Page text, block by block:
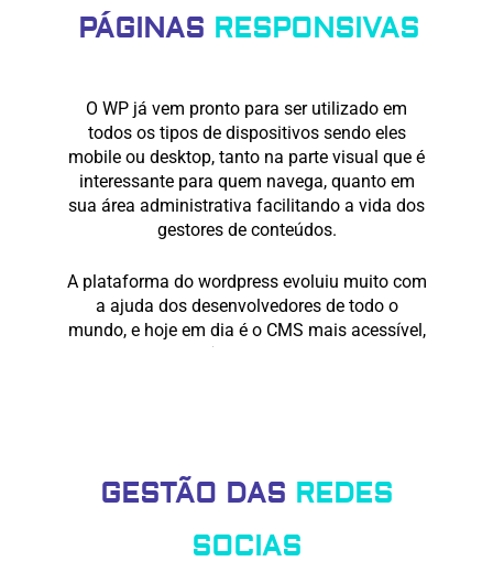
PÁGINAS RESPONSIVAS
O WP já vem pronto para ser utilizado em
todos os tipos de dispositivos sendo eles
mobile ou desktop, tanto na parte visual que é
interessante para quem navega, quanto em
sua área administrativa facilitando a vida dos
gestores de conteúdos.
A plataforma do wordpress evoluiu muito com
a ajuda dos desenvolvedores de todo o
mundo, e hoje em dia é o CMS mais acessível,
GESTÃO DAS REDES
SOCIAS